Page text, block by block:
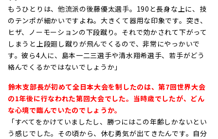
もうひとりは、他流派の後藤優太選手。190と長身な上に、技
のテンポが細かいですよね。大きくて器用な印象です。突き、
ヒザ、ノーモーションの下段蹴り。それで効かされて下がって
しまうと上段廻し蹴りが飛んでくるので、非常にやっかいで
す。彼ら4人に、島本一二三選手や清水翔希選手、若手がどう
絡んでくるかではないでしょうか」
――鈴木支部長が初めて全日本大会を制したのは、第7回世界大会
の1年後に行なわれた第回大会でした。当時歳でしたが、どん
な心境で臨んでいたのでしょうか。
「すべてをかけていましたし、勝つにはこの年齢しかないとい
う感じでした。その頃から、休む勇気が出てきたんです。自分